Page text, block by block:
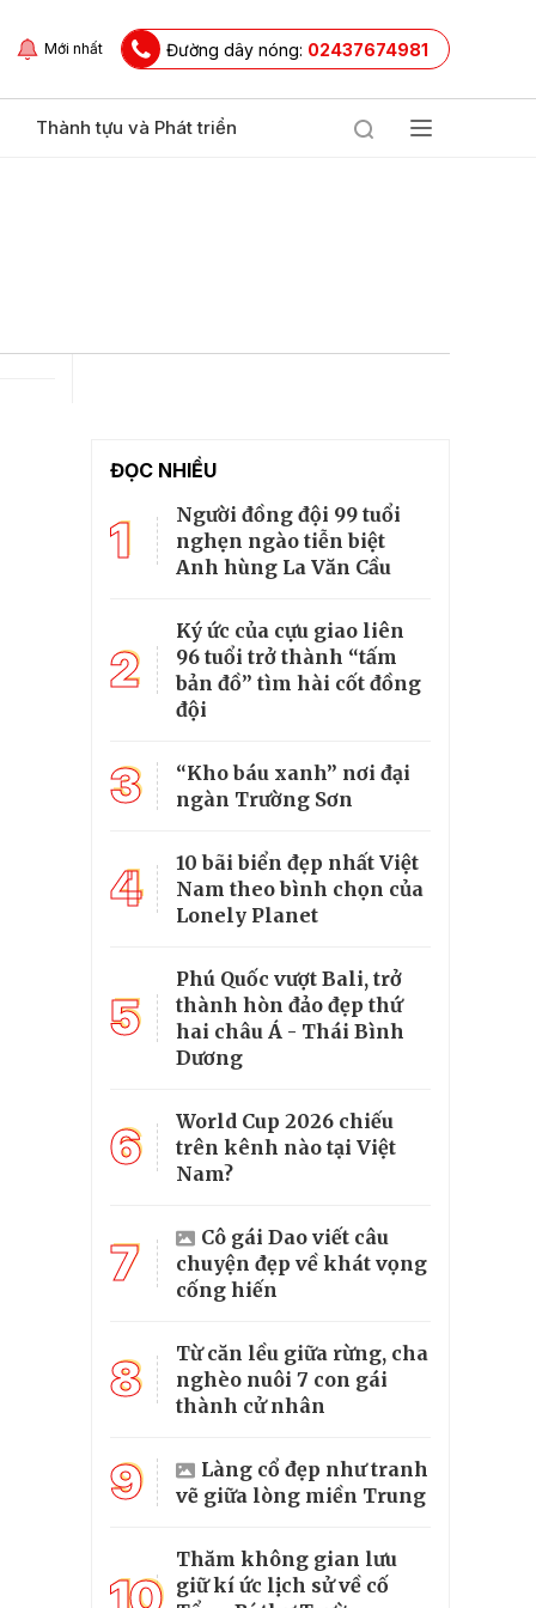
Mới nhất Đường dây nóng: 02437674981
Thành tựu và Phát triển
ĐỌC NHIỀU
1
Người đồng đội 99 tuổi
nghẹn ngào tiễn biệt
Anh hùng La Văn Cầu
2
Ký ức của cựu giao liên
96 tuổi trở thành “tấm
bản đồ” tìm hài cốt đồng
đội
3
“Kho báu xanh” nơi đại
ngàn Trường Sơn
4
10 bãi biển đẹp nhất Việt
Nam theo bình chọn của
Lonely Planet
5
Phú Quốc vượt Bali, trở
thành hòn đảo đẹp thứ
hai châu Á - Thái Bình
Dương
6
World Cup 2026 chiếu
trên kênh nào tại Việt
Nam?
7
Cô gái Dao viết câu
chuyện đẹp về khát vọng
cống hiến
8
Từ căn lều giữa rừng, cha
nghèo nuôi 7 con gái
thành cử nhân
9
Làng cổ đẹp như tranh
vẽ giữa lòng miền Trung
Thăm không gian lưu
giữ kí ức lịch sử về cố